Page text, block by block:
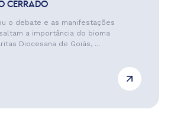
CERRADO
o debate e as manifestações
a importância do bioma
Diocesana de Goiás, ...